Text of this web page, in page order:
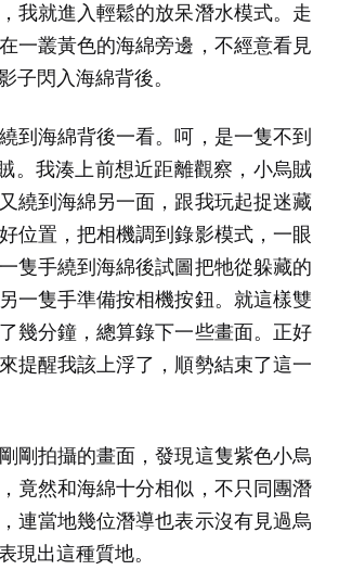
我就進入輕鬆的放呆潛水模式。走
一叢黃色的海綿旁邊，不經意看見
子閃入海綿背後。
到海綿背後一看。呵，是一隻不到
。我湊上前想近距離觀察，小烏賊
繞到海綿另一面，跟我玩起捉迷藏
位置，把相機調到錄影模式，一眼
隻手繞到海綿後試圖把牠從躲藏的
一隻手準備按相機按鈕。就這樣雙
幾分鐘，總算錄下一些畫面。正好
提醒我該上浮了，順勢結束了這一
剛拍攝的畫面，發現這隻紫色小烏
竟然和海綿十分相似，不只同團潛
連當地幾位潛導也表示沒有見過烏
現出這種質地。